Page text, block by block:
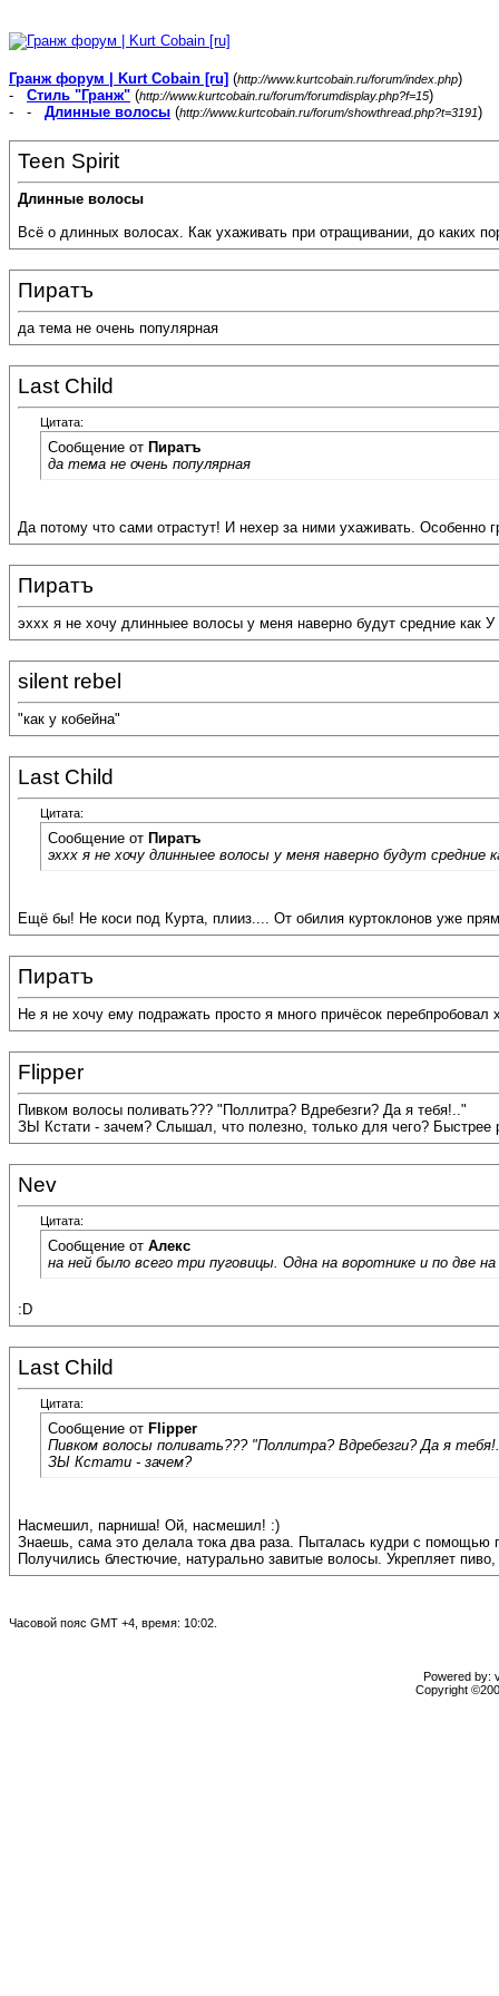
Гранж форум | Kurt Cobain [ru] (http://www.kurtcobain.ru/forum/index.php)
- Стиль "Гранж" (http://www.kurtcobain.ru/forum/forumdisplay.php?f=15)
- - Длинные волосы (http://www.kurtcobain.ru/forum/showthread.php?t=3191)
Teen Spirit
Длинные волосы
Всё о длинных волосах. Как ухаживать при отращивании, до каких
Пиратъ
да тема не очень популярная
Last Child
Цитата:
Сообщение от Пиратъ
да тема не очень популярная
Да потому что сами отрастут! И нехер за ними ухаживать.
Пиратъ
эххх я не хочу длинныее волосы у меня наверно будут средние как У
silent rebel
"как у кобейна"
Last Child
Цитата:
Сообщение от Пиратъ
эххх я не хочу длинныее волосы у меня наверно будут средние
Ещё бы! Не коси под Курта, плииз.... От обилия куртоклонов уже
Пиратъ
Не я не хочу ему подражать просто я много причёсок перебпробовал
Flipper
Пивком волосы поливать??? "Поллитра? Вдребезги? Да я тебя!.."
ЗЫ Кстати - зачем? Слышал, что полезно, только для чего? Быстрее
Nev
Цитата:
Сообщение от Алекс
на ней было всего три пуговицы. Одна на воротнике и по две на
:D
Last Child
Цитата:
Сообщение от Flipper
Пивком волосы поливать??? "Поллитра? Вдребезги? Да я
ЗЫ Кстати - зачем?
Насмешил, парниша! Ой, насмешил! :)
Знаешь, сама это делала тока два раза. Пыталась кудри с
Получились блестючие, натурально завитые волосы. Укрепляет
Часовой пояс GMT +4, время: 10:02.
Powered by:
Copyright